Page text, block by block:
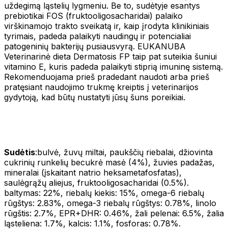
uždegimą ląstelių lygmeniu. Be to, sudėtyje esantys
prebiotikai FOS (fruktooligosacharidai) palaiko
virškinamojo trakto sveikatą ir, kaip įrodyta klinikiniais
tyrimais, padeda palaikyti naudingų ir potencialiai
patogeninių bakterijų pusiausvyrą. EUKANUBA
Veterinarinė dieta Dermatosis FP taip pat suteikia šuniui
vitamino E, kuris padeda palaikyti stiprią imuninę sistemą.
Rekomenduojama prieš pradedant naudoti arba prieš
pratęsiant naudojimo trukmę kreiptis į veterinarijos
gydytoją, kad būtų nustatyti jūsų šuns poreikiai.
Sudėtis:bulvė, žuvų miltai, paukščių riebalai, džiovinta
cukrinių runkelių becukrė masė (4%), žuvies padažas,
mineralai (įskaitant natrio heksametafosfatas),
saulėgrąžų aliejus, fruktooligosacharidai (0.5%).
baltymas: 22%, riebalų kiekis: 15%, omega-6 riebalų
rūgštys: 2.83%, omega-3 riebalų rūgštys: 0.78%, linolo
rūgštis: 2.7%, EPR+DHR: 0.46%, žali pelenai: 6.5%, žalia
ląsteliena: 1.7%, kalcis: 1.1%, fosforas: 0.78%.